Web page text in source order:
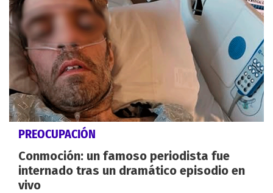
PREOCUPACIÓN
Conmoción: un famoso periodista fue
internado tras un dramático episodio en
vivo